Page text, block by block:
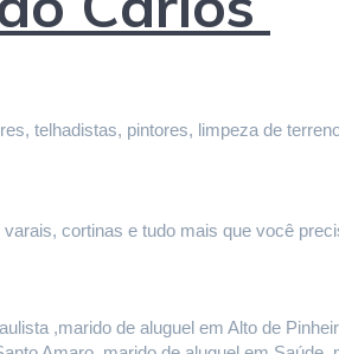
telhadistas, pintores, limpeza de
cortinas e tudo mais que você
,marido de aluguel em Alto de